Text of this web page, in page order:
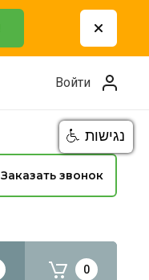
Войти
Заказать звонок
0
נגישות